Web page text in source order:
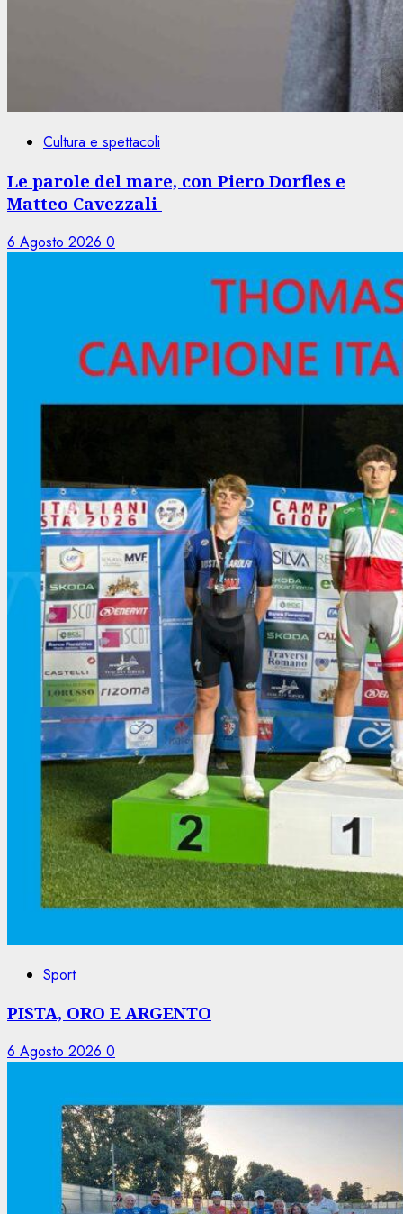
Cultura e spettacoli
Le parole del mare, con Piero Dorfles e
Matteo Cavezzali
6 Agosto 2026 0
Sport
PISTA, ORO E ARGENTO
6 Agosto 2026 0